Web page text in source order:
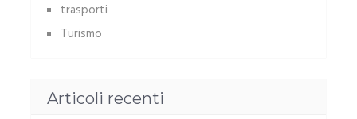
trasporti
Turismo
Articoli recenti